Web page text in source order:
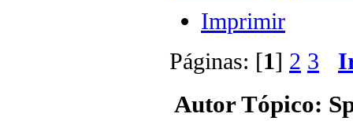
Imprimir
Páginas: [1] 2 3
AutorTópico: